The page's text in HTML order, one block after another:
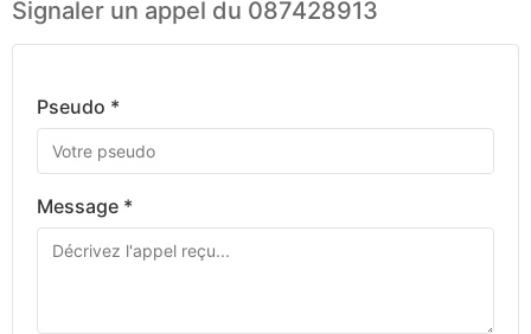
Signaler un appel du 087428913
Pseudo *
Message *